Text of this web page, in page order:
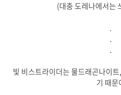
(대충 도레나에서는
.
.
.
빛 비스트라이더는 물드래곤나이
기 때문